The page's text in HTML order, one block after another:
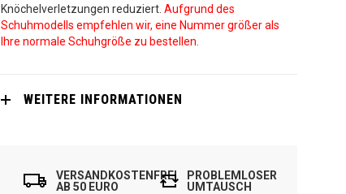
Knöchelverletzungen reduziert. Aufgrund des
Schuhmodells empfehlen wir, eine Nummer größer als
Ihre normale Schuhgröße zu bestellen.
WEITERE INFORMATIONEN
VERSANDKOSTENFREI
AB 50 EURO
PROBLEMLOSER
UMTAUSCH